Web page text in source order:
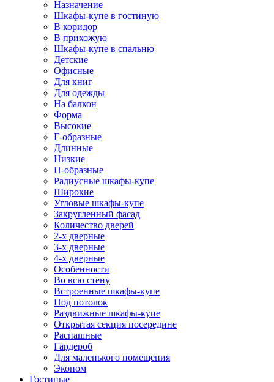
Назначение
Шкафы-купе в гостиную
В коридор
В прихожую
Шкафы-купе в спальню
Детские
Офисные
Для книг
Для одежды
На балкон
Форма
Высокие
Г-образные
Длинные
Низкие
П-образные
Радиусные шкафы-купе
Широкие
Угловые шкафы-купе
Закругленный фасад
Количество дверей
2-х дверные
3-х дверные
4-х дверные
Особенности
Во всю стену
Встроенные шкафы-купе
Под потолок
Раздвижные шкафы-купе
Открытая секция посередине
Распашные
Гардероб
Для маленького помещения
Эконом
Гостиные